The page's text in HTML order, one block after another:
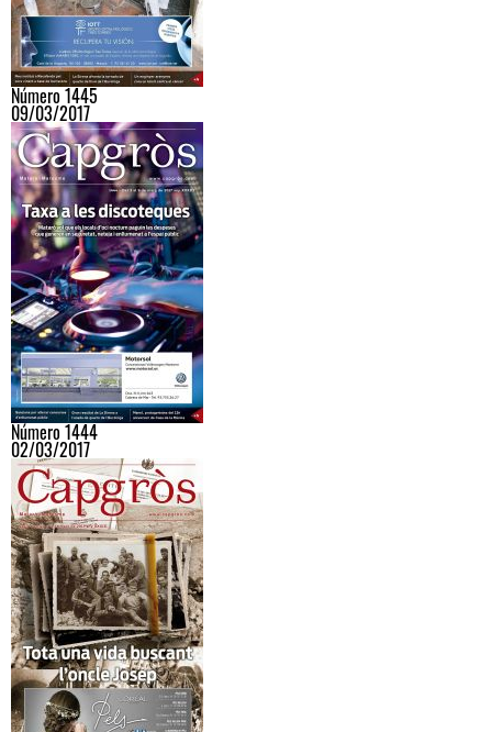
Número 1445
09/03/2017
Número 1444
02/03/2017